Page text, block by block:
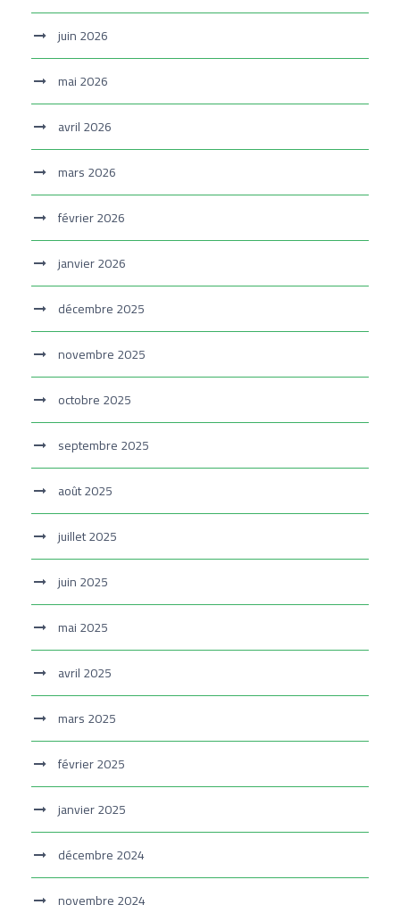
juin 2026
mai 2026
avril 2026
mars 2026
février 2026
janvier 2026
décembre 2025
novembre 2025
octobre 2025
septembre 2025
août 2025
juillet 2025
juin 2025
mai 2025
avril 2025
mars 2025
février 2025
janvier 2025
décembre 2024
novembre 2024